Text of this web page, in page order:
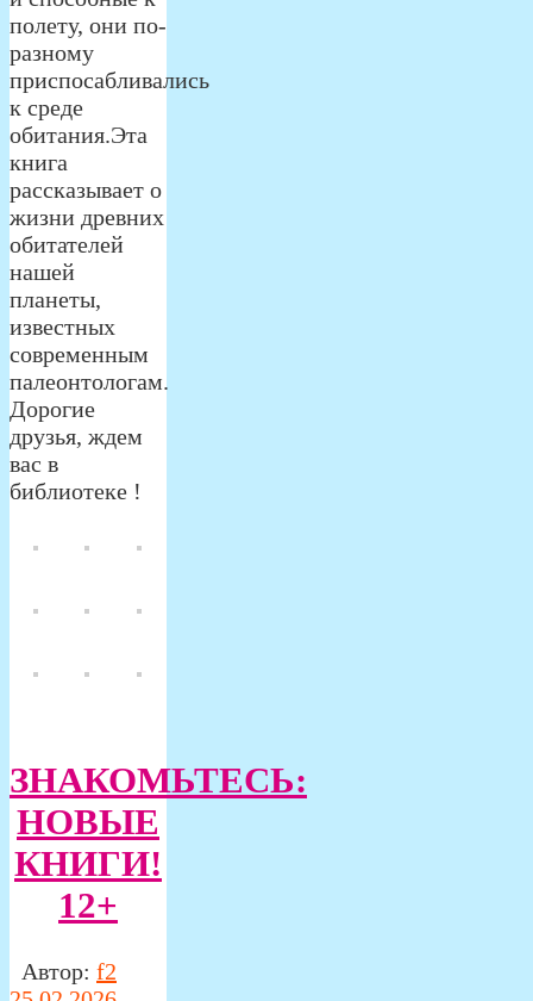
полету, они по-
разному
приспосабливались
к среде
обитания.Эта
книга
рассказывает о
жизни древних
обитателей
нашей
планеты,
известных
современным
палеонтологам.
Дорогие
друзья, ждем
вас в
библиотеке !
ЗНАКОМЬТЕСЬ:
НОВЫЕ
КНИГИ!
12+
Автор: f2